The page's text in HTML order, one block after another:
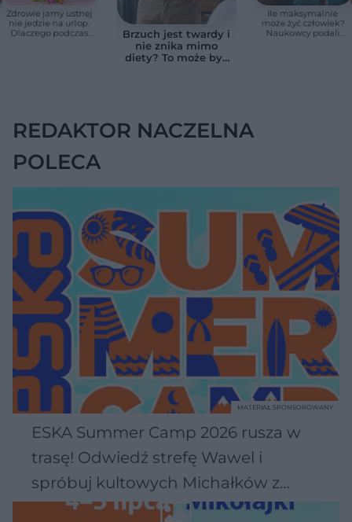
Zdrowie jamy ustnej
nie jedzie na urlop.
Dlaczego podczas
Brzuch jest twardy i
nie znika mimo
diety? To może być
Ile maksymalnie
może żyć człowiek?
Naukowcy podali
REDAKTOR NACZELNA
POLECA
ESKA Summer Camp 2026 rusza w
trasę! Odwiedź strefę Wawel i
spróbuj kultowych Michałków z
Wawelu
MATERIAŁ SPONSOROWANY